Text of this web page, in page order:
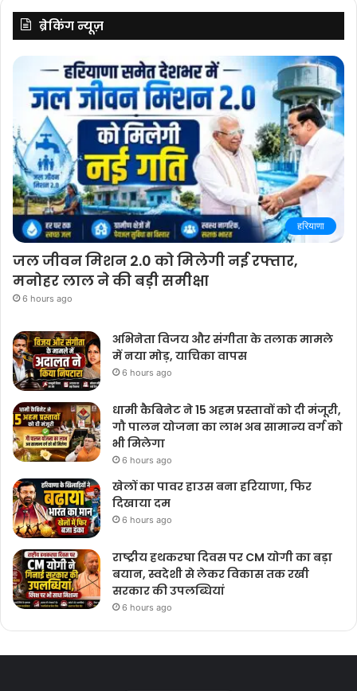
ब्रेकिंग न्यूज़
हरियाणा
जल जीवन मिशन 2.0 को मिलेगी नई रफ्तार,
मनोहर लाल ने की बड़ी समीक्षा
6 hours ago
अभिनेता विजय और संगीता के तलाक मामले
में नया मोड़, याचिका वापस
6 hours ago
धामी कैबिनेट ने 15 अहम प्रस्तावों को दी मंजूरी,
गौ पालन योजना का लाभ अब सामान्य वर्ग को
भी मिलेगा
6 hours ago
खेलों का पावर हाउस बना हरियाणा, फिर
दिखाया दम
6 hours ago
राष्ट्रीय हथकरघा दिवस पर CM योगी का बड़ा
बयान, स्वदेशी से लेकर विकास तक रखी
सरकार की उपलब्धियां
6 hours ago